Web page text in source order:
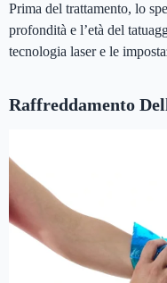
Prima del trattamento, lo
profondità e l’età del
tecnologia laser e le
Raffreddamento